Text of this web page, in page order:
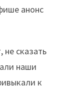
анонс
не сказать
наши
к